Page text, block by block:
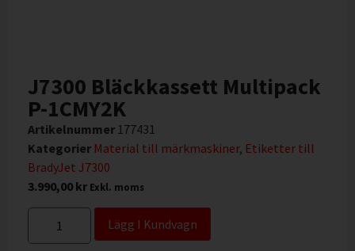
J7300 Bläckkassett Multipack
P-1CMY2K
Artikelnummer 177431
Kategorier Material till märkmaskiner, Etiketter till
BradyJet J7300
3.990,00 kr Exkl. moms
Lägg I Kundvagn